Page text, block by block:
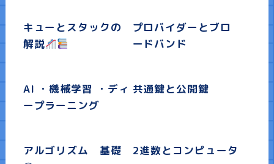
キューとスタックの
解説
プロバイダーとブロ
ードバンド
AI ・機械学習 ・ディ
ープラーニング
共通鍵と公開鍵
アルゴリズム 基礎
2進数とコンピュータ